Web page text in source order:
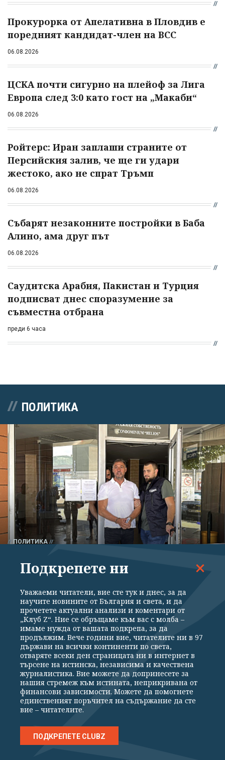
Прокурорка от Апелативна в Пловдив е
поредният кандидат-член на ВСС
06.08.2026
ЦСКА почти сигурно на плейоф за Лига
Европа след 3:0 като гост на „Макаби“
06.08.2026
Ройтерс: Иран заплаши страните от
Персийския залив, че ще ги удари
жестоко, ако не спрат Тръмп
06.08.2026
Събарят незаконните постройки в Баба
Алино, ама друг път
06.08.2026
Саудитска Арабия, Пакистан и Турция
подписват днес споразумение за
съвместна отбрана
преди 6 часа
ПОЛИТИКА
ПОЛИТИКА
Областният шеф на ДПС в Бургас - Христо
"Широката" вече е с обвинение
Министърката на енергетиката: Големият
Подкрепете ни
Уважаеми читатели, вие сте тук и днес, за да
научите новините от България и света, и да
прочетете актуални анализи и коментари от
„Клуб Z“. Ние се обръщаме към вас с молба –
имаме нужда от вашата подкрепа, за да
продължим. Вече години вие, читателите ни в 97
държави на всички континенти по света,
отваряте всеки ден страницата ни в интернет в
търсене на истинска, независима и качествена
журналистика. Вие можете да допринесете за
нашия стремеж към истината, неприкривана от
финансови зависимости. Можете да помогнете
единственият поръчител на съдържание да сте
вие – читателите.
ПОДКРЕПЕТЕ CLUBZ